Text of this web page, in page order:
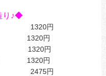
り♪◆
り 1320円
り 1320円
り 1320円
り 1320円
り 2475円